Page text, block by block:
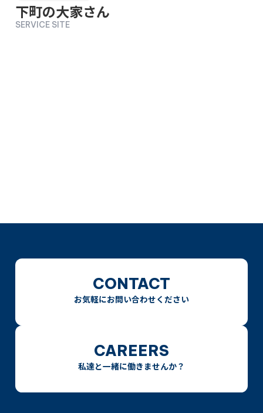
下町の大家さん
SERVICE SITE
CONTACT
お気軽にお問い合わせください
CAREERS
私達と一緒に働きませんか？